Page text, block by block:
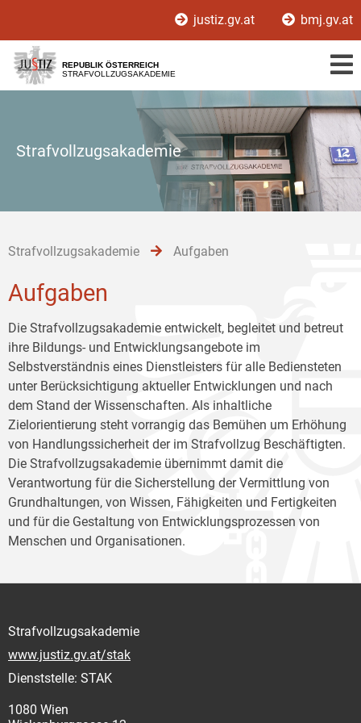
[1]
[2]
[3]
justiz.gv.at bmj.gv.at
REPUBLIK ÖSTERREICH
STRAFVOLLZUGSAKADEMIE
Strafvollzugsakademie
Strafvollzugsakademie Aufgaben
Aufgaben
Die Strafvollzugsakademie entwickelt, begleitet und betreut
ihre Bildungs- und Entwicklungsangebote im
Selbstverständnis eines Dienstleisters für alle Bediensteten
unter Berücksichtigung aktueller Entwicklungen und nach
dem Stand der Wissenschaften. Als inhaltliche
Zielorientierung steht vorrangig das Bemühen um Erhöhung
von Handlungssicherheit der im Strafvollzug Beschäftigten.
Die Strafvollzugsakademie übernimmt damit die
Verantwortung für die Sicherstellung der Vermittlung von
Grundhaltungen, von Wissen, Fähigkeiten und Fertigkeiten
und für die Gestaltung von Entwicklungsprozessen von
Menschen und Organisationen.
Strafvollzugsakademie
www.justiz.gv.at/stak
Dienststelle: STAK
1080 Wien